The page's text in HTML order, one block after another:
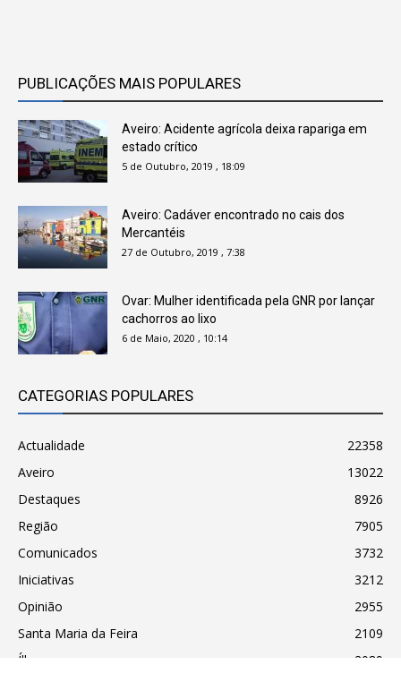
PUBLICAÇÕES MAIS POPULARES
Aveiro: Acidente agrícola deixa rapariga em
estado crítico
5 de Outubro, 2019 , 18:09
Aveiro: Cadáver encontrado no cais dos
Mercantéis
27 de Outubro, 2019 , 7:38
Ovar: Mulher identificada pela GNR por lançar
cachorros ao lixo
6 de Maio, 2020 , 10:14
CATEGORIAS POPULARES
Actualidade
22358
Aveiro
13022
Destaques
8926
Região
7905
Comunicados
3732
Iniciativas
3212
Opinião
2955
Santa Maria da Feira
2109
Ílhavo
2089